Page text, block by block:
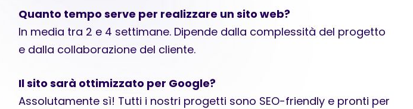
Quanto tempo serve per realizzare un sito web?
In media tra 2 e 4 settimane. Dipende dalla complessità del progetto
e dalla collaborazione del cliente.
Il sito sarà ottimizzato per Google?
Assolutamente sì! Tutti i nostri progetti sono SEO-friendly e pronti per